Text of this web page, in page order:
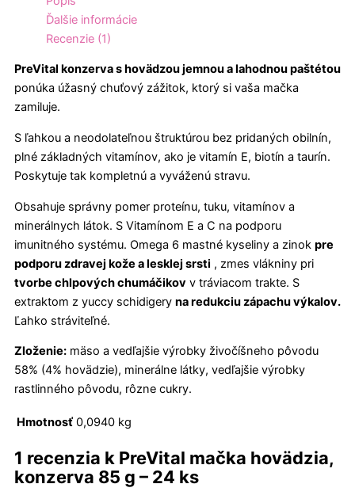
ks
Ďalšie informácie
Recenzie (1)
PreVital konzerva s hovädzou jemnou a lahodnou paštétou
ponúka úžasný chuťový zážitok, ktorý si vaša mačka
zamiluje.
S ľahkou a neodolateľnou štruktúrou bez pridaných obilnín,
plné základných vitamínov, ako je vitamín E, biotín a taurín.
Poskytuje tak kompletnú a vyváženú stravu.
Obsahuje správny pomer proteínu, tuku, vitamínov a
minerálnych látok. S Vitamínom E a C na podporu
imunitného systému. Omega 6 mastné kyseliny a zinok pre
podporu zdravej kože a lesklej srsti , zmes vlákniny pri
tvorbe chlpových chumáčikov v tráviacom trakte. S
extraktom z yuccy schidigery na redukciu zápachu výkalov.
Ľahko stráviteľné.
Zloženie: mäso a vedľajšie výrobky živočíšneho pôvodu
58% (4% hovädzie), minerálne látky, vedľajšie výrobky
rastlinného pôvodu, rôzne cukry.
Hmotnosť 0,0940 kg
1 recenzia k PreVital mačka hovädzia,
konzerva 85 g – 24 ks